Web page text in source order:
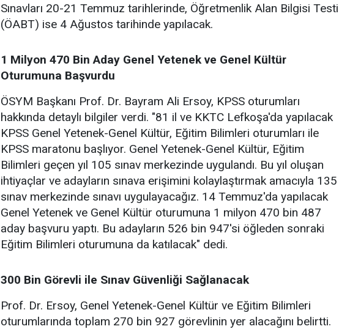
Sınavları 20-21 Temmuz tarihlerinde, Öğretmenlik Alan Bilgisi Testi
(ÖABT) ise 4 Ağustos tarihinde yapılacak.
1 Milyon 470 Bin Aday Genel Yetenek ve Genel Kültür
Oturumuna Başvurdu
ÖSYM Başkanı Prof. Dr. Bayram Ali Ersoy, KPSS oturumları
hakkında detaylı bilgiler verdi. "81 il ve KKTC Lefkoşa'da yapılacak
KPSS Genel Yetenek-Genel Kültür, Eğitim Bilimleri oturumları ile
KPSS maratonu başlıyor. Genel Yetenek-Genel Kültür, Eğitim
Bilimleri geçen yıl 105 sınav merkezinde uygulandı. Bu yıl oluşan
ihtiyaçlar ve adayların sınava erişimini kolaylaştırmak amacıyla 135
sınav merkezinde sınavı uygulayacağız. 14 Temmuz'da yapılacak
Genel Yetenek ve Genel Kültür oturumuna 1 milyon 470 bin 487
aday başvuru yaptı. Bu adayların 526 bin 947'si öğleden sonraki
Eğitim Bilimleri oturumuna da katılacak" dedi.
300 Bin Görevli ile Sınav Güvenliği Sağlanacak
Prof. Dr. Ersoy, Genel Yetenek-Genel Kültür ve Eğitim Bilimleri
oturumlarında toplam 270 bin 927 görevlinin yer alacağını belirtti.